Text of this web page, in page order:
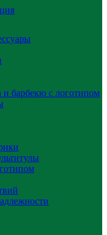
барбекю с логотипом